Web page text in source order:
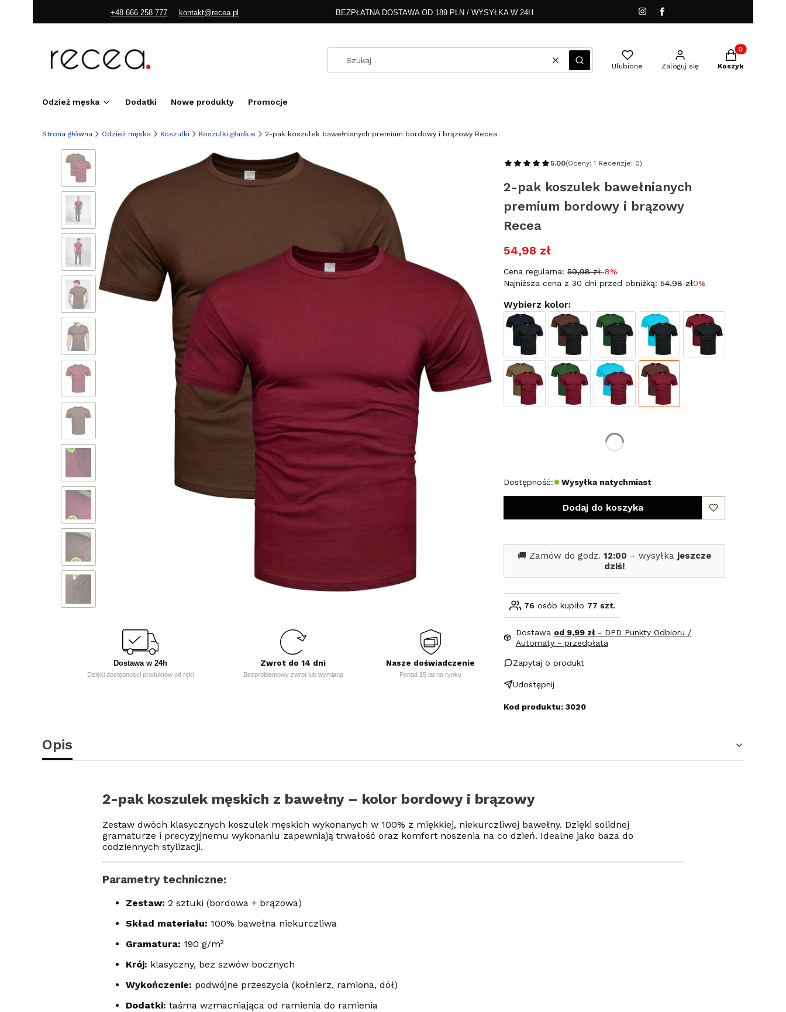
+48 666 258 777 kontakt@recea.pl BEZPŁATNA DOSTAWA OD 189 PLN / WYSYŁKA W 24H
WyczyśćSzukaj Ulubione Zaloguj się
Produkty w
Koszyk
Odzież męska Dodatki Nowe produkty Promocje
Strona główna Odzież męska Koszulki Koszulki gładkie 2-pak koszulek bawełnianych premium bordowy i brązowy Recea
Dostawa w 24h
Dzięki dostępności produktów od ręki
Zwrot do 14 dni
Bezproblemowy zwrot lub wymiana
Nasze doświadczenie
Ponad 15 lat na rynku
5.00(Oceny: 1 Recenzje: 0)
2-pak koszulek bawełnianych
premium bordowy i brązowy
Recea
54,98 zł
Cena regularna: 59,98 zł-8%
Najniższa cena z 30 dni przed obniżką: 54,98 zł0%
Wybierz kolor:
Dostępność: Wysyłka natychmiast
Dodaj do koszyka
🚚 Zamów do godz.12:00 – wysyłka jeszcze
dziś!
76 osób kupiło 77 szt.
Dostawa od 9,99 zł - DPD Punkty Odbioru /
Automaty - przedpłata
Zapytaj o produkt
Udostępnij
Kod produktu: 3020
Opis
2-pak koszulek męskich z bawełny – kolor bordowy i brązowy
Zestaw dwóch klasycznych koszulek męskich wykonanych w 100% z miękkiej, niekurczliwej bawełny. Dzięki solidnej
gramaturze i precyzyjnemu wykonaniu zapewniają trwałość oraz komfort noszenia na co dzień. Idealne jako baza do
codziennych stylizacji.
Parametry techniczne:
Zestaw: 2 sztuki (bordowa + brązowa)
Skład materiału: 100% bawełna niekurczliwa
Gramatura: 190 g/m²
Krój: klasyczny, bez szwów bocznych
Wykończenie: podwójne przeszycia (kołnierz, ramiona, dół)
Dodatki: taśma wzmacniająca od ramienia do ramienia